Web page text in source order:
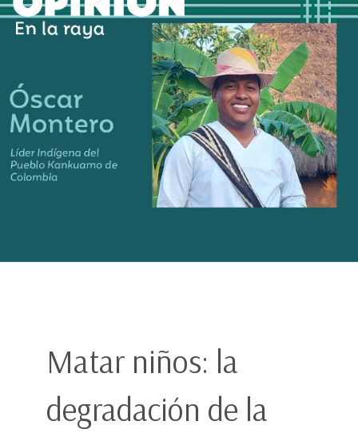
Matar niños: la
degradación de la